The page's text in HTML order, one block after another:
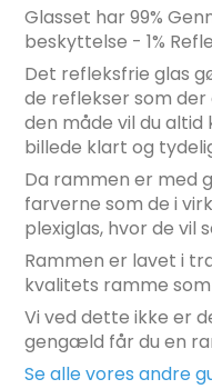
Glasset har 99%
beskyttelse - 1%
Det refleksfrie glas
de reflekser som
den måde vil du altid
billede klart og
Da rammen er med
farverne som de i
plexiglas, hvor de vil
Rammen er lavet i
kvalitets ramme
Vi ved dette ikke er
gengæld får du en
Se alle vores andre